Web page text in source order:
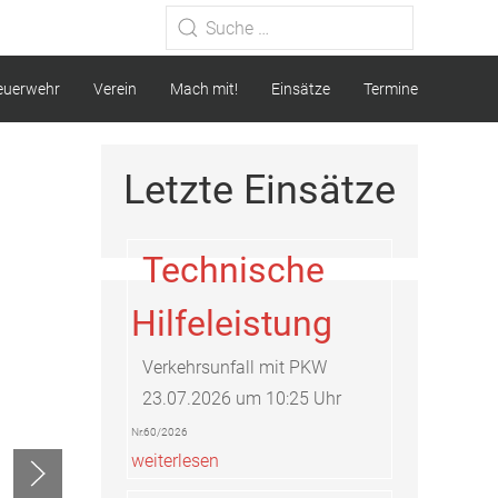
Type 2 or more characters for
results.
Verein Mach mit! Einsätze Termine
Letzte Einsätze
Technische
Hilfeleistung
Verkehrsunfall mit PKW
23.07.2026 um 10:25 Uhr
Nr.60/2026
weiterlesen